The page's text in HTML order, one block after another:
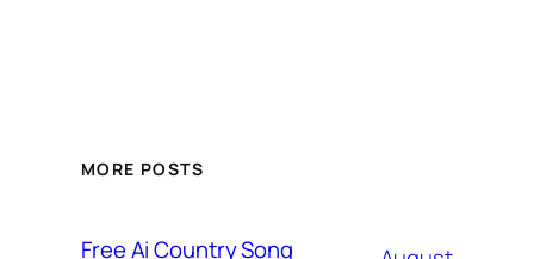
MORE POSTS
Free Ai Country Song